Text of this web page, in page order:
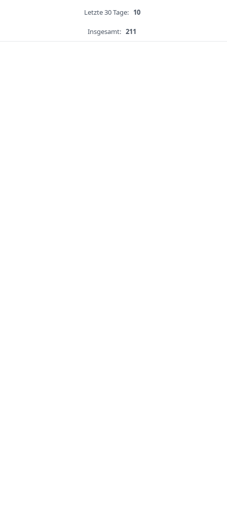
Letzte 30 Tage: 10
Insgesamt: 211